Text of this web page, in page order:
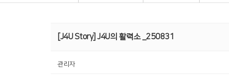
[J4U Story] J4U의 활력소 _250831
관리자